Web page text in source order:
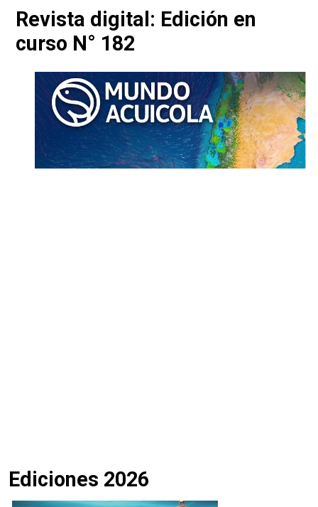
Revista digital: Edición en
curso N° 182
Ediciones 2026